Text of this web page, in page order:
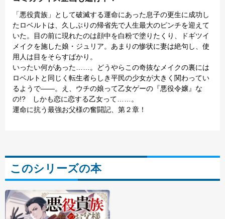
「悪役貴族」として破滅する運命にあった息子の更生に成功し
たロベルトは、久しぶりの帰省先で人生最大のピンチを迎えて
いた。目の前に現れたのは顔中を白粉で塗りたくり、ドギツイ
メイクを施した娘・ジュリア。あまりの惨状に妻は絶句し、使
用人は目をそらすばかり。
いったい何があった……。どうやらこの奇抜なメイクの裏には
ロベルトと同じく転生者らしき平民の少女が大きく関わってい
るようで――。え、ウチの娘って乙女ゲーの『悪役令嬢』な
の!? しかも恋に恋する乙女って……。
運命に抗う最強お父様の奮闘記、第２章！
このシリーズの本